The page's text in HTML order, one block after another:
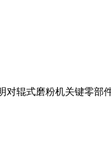
辊式磨粉机关键零部